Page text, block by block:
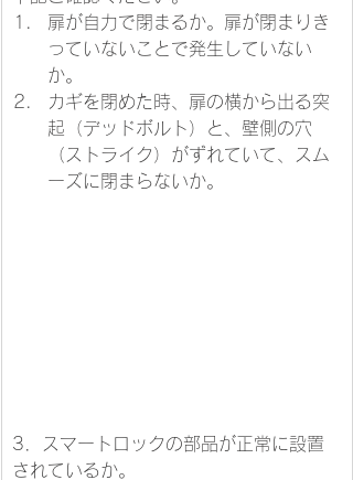
扉が自力で閉まるか。扉が閉まりき
っていないことで発生していない
か。
カギを閉めた時、扉の横から出る突
起（デッドボルト）と、壁側の穴
（ストライク）がずれていて、スム
ーズに閉まらないか。
3．スマートロックの部品が正常に設置
されているか。